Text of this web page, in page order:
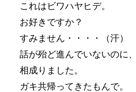
これはビワハヤヒデ。
お好きですか？
すみません・・・・（汗）
話が殆ど進んでいないのに
相成りました。
ガキ共帰ってきたもんで。